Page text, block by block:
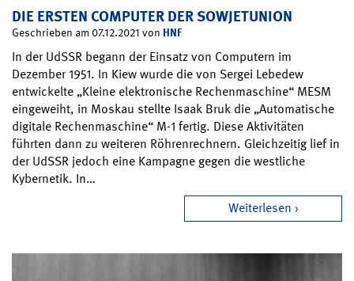
DIE ERSTEN COMPUTER DER SOWJETUNION
Geschrieben am 07.12.2021 von HNF
In der UdSSR begann der Einsatz von Computern im
Dezember 1951. In Kiew wurde die von Sergei Lebedew
entwickelte „Kleine elektronische Rechenmaschine“ MESM
eingeweiht, in Moskau stellte Isaak Bruk die „Automatische
digitale Rechenmaschine“ M-1 fertig. Diese Aktivitäten
führten dann zu weiteren Röhrenrechnern. Gleichzeitig lief in
der UdSSR jedoch eine Kampagne gegen die westliche
Kybernetik. In…
Weiterlesen